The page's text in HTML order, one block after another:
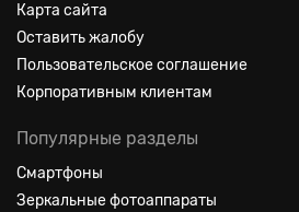
Карта сайта
Оставить жалобу
Пользовательское соглашение
Корпоративным клиентам
Популярные разделы
Смартфоны
Зеркальные фотоаппараты